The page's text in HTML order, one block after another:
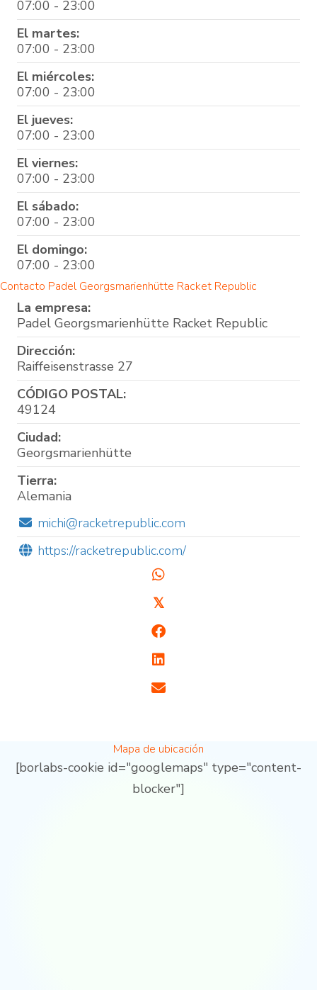
07:00 - 23:00
El martes:
07:00 - 23:00
El miércoles:
07:00 - 23:00
El jueves:
07:00 - 23:00
El viernes:
07:00 - 23:00
El sábado:
07:00 - 23:00
El domingo:
07:00 - 23:00
Contacto Padel Georgsmarienhütte Racket Republic
La empresa:
Padel Georgsmarienhütte Racket Republic
Dirección:
Raiffeisenstrasse 27
CÓDIGO POSTAL:
49124
Ciudad:
Georgsmarienhütte
Tierra:
Alemania
michi@racketrepublic.com
https://racketrepublic.com/
𝕏
Mapa de ubicación
[borlabs-cookie id="googlemaps" type="content-
blocker"]